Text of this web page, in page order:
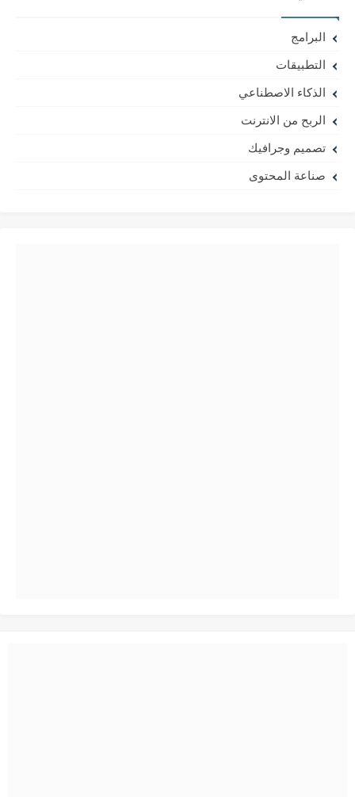
البرامج
التطبيقات
الذكاء الاصطناعي
الربح من الانترنت
تصميم وجرافيك
صناعة المحتوى